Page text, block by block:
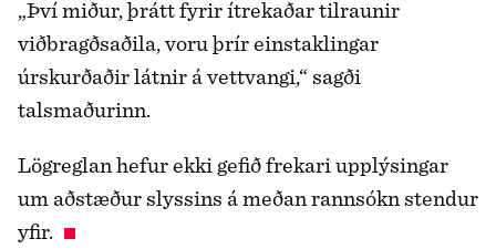
„Því miður, þrátt fyrir ítrekaðar tilraunir
viðbragðsaðila, voru þrír einstaklingar
úrskurðaðir látnir á vettvangi,“ sagði
talsmaðurinn.
Lögreglan hefur ekki gefið frekari upplýsingar
um aðstæður slyssins á meðan rannsókn stendur
yfir.